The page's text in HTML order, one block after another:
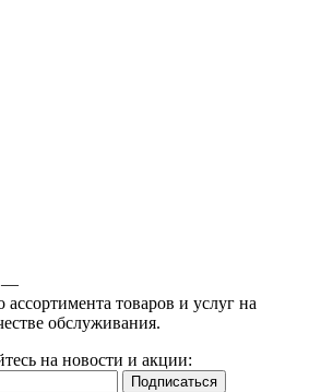
—
товаров и услуг на
обслуживания.
на новости и акции: